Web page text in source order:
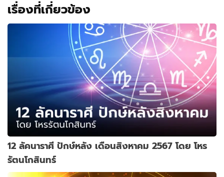
เรื่องที่เกี่ยวข้อง
12 ลัคนาราศี ปักษ์หลัง เดือนสิงหาคม 2567 โดย โหร
รัตนโกสินทร์